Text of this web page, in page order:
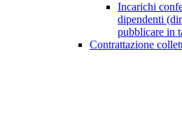
Incarichi
dipendenti
pubblicare in
Contrattazione